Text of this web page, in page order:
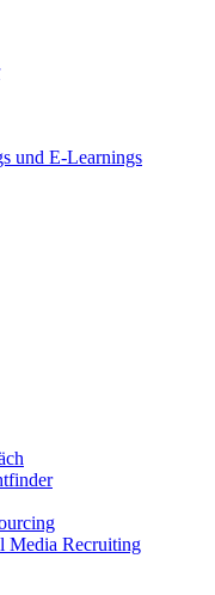
und E-Learnings
Media Recruiting